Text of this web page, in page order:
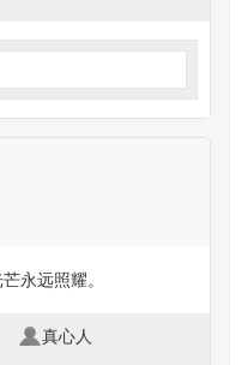
永远照耀。
真心人